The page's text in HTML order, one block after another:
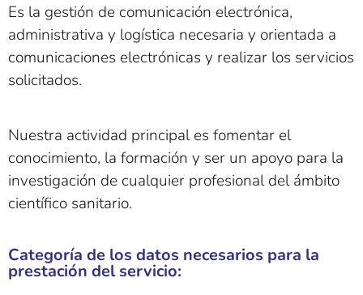
Es la gestión de comunicación electrónica,
administrativa y logística necesaria y orientada a
comunicaciones electrónicas y realizar los servicios
solicitados.
Nuestra actividad principal es fomentar el
conocimiento, la formación y ser un apoyo para la
investigación de cualquier profesional del ámbito
científico sanitario.
Categoría de los datos necesarios para la
prestación del servicio: